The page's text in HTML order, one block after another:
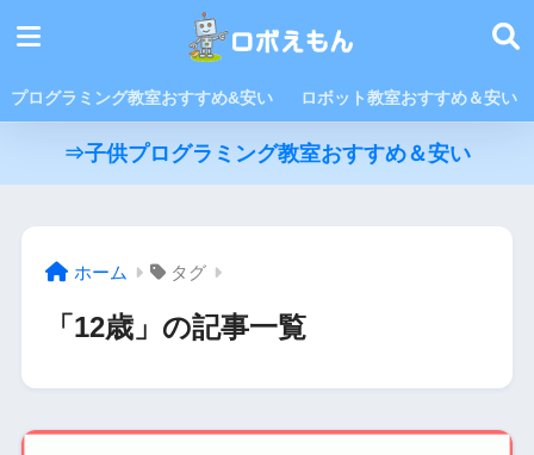
プログラミング教室おすすめ&安い ロボット教室おすすめ＆安い
⇒子供プログラミング教室おすすめ＆安い
ホーム タグ
「12歳」の記事一覧